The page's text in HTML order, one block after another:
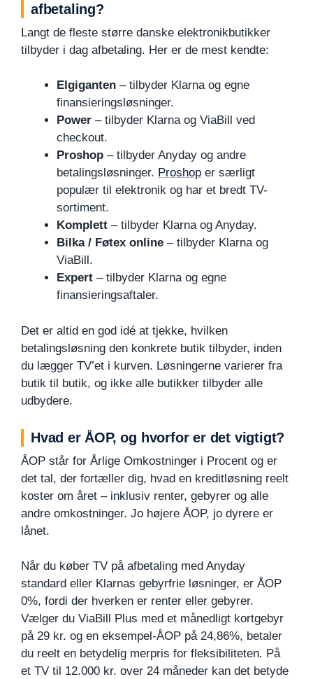
afbetaling?
Langt de fleste større danske elektronikbutikker
tilbyder i dag afbetaling. Her er de mest kendte:
Elgiganten – tilbyder Klarna og egne
finansieringsløsninger.
Power – tilbyder Klarna og ViaBill ved
checkout.
Proshop – tilbyder Anyday og andre
betalingsløsninger. Proshop er særligt
populær til elektronik og har et bredt TV-
sortiment.
Komplett – tilbyder Klarna og Anyday.
Bilka / Føtex online – tilbyder Klarna og
ViaBill.
Expert – tilbyder Klarna og egne
finansieringsaftaler.
Det er altid en god idé at tjekke, hvilken
betalingsløsning den konkrete butik tilbyder, inden
du lægger TV’et i kurven. Løsningerne varierer fra
butik til butik, og ikke alle butikker tilbyder alle
udbydere.
Hvad er ÅOP, og hvorfor er det vigtigt?
ÅOP står for Årlige Omkostninger i Procent og er
det tal, der fortæller dig, hvad en kreditløsning reelt
koster om året – inklusiv renter, gebyrer og alle
andre omkostninger. Jo højere ÅOP, jo dyrere er
lånet.
Når du køber TV på afbetaling med Anyday
standard eller Klarnas gebyrfrie løsninger, er ÅOP
0%, fordi der hverken er renter eller gebyrer.
Vælger du ViaBill Plus med et månedligt kortgebyr
på 29 kr. og en eksempel-ÅOP på 24,86%, betaler
du reelt en betydelig merpris for fleksibiliteten. På
et TV til 12.000 kr. over 24 måneder kan det betyde